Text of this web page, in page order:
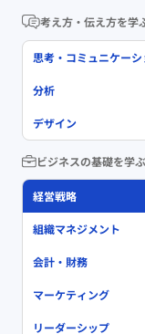
考え方・伝え方を学
思考・コミュニケー
分析
デザイン
ビジネスの基礎を学ぶ
経営戦略
組織マネジメント
会計・財務
マーケティング
リーダーシップ